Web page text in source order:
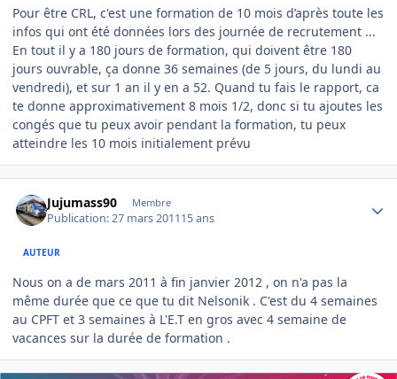
Pour être CRL, c'est une formation de 10 mois d’après toute les
infos qui ont été données lors des journée de recrutement ...
En tout il y a 180 jours de formation, qui doivent être 180
jours ouvrable, ça donne 36 semaines (de 5 jours, du lundi au
vendredi), et sur 1 an il y en a 52. Quand tu fais le rapport, ca
te donne approximativement 8 mois 1/2, donc si tu ajoutes les
congés que tu peux avoir pendant la formation, tu peux
atteindre les 10 mois initialement prévu
Jujumass90 Membre
Publication:27 mars 201115 ans
AUTEUR
Nous on a de mars 2011 à fin janvier 2012 , on n'a pas la
même durée que ce que tu dit Nelsonik . C'est du 4 semaines
au CPFT et 3 semaines à L'E.T en gros avec 4 semaine de
vacances sur la durée de formation .